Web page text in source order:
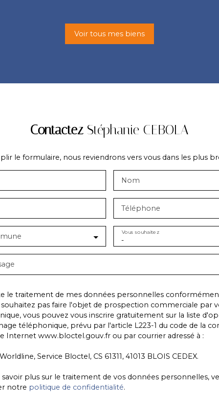
Voir tous mes biens
ContactezStéphanie CEBOLA
le formulaire, nous reviendrons vers vous dans les plus
Nom
Téléphone
-
Vous souhaitez
le traitement de mes données personnelles
pas faire l'objet de prospection commerciale par
vous pouvez vous inscrire gratuitement sur la liste
téléphonique, prévu par l'article L223-1 du code de la
Internet www.bloctel.gouv.fr ou par courrier adressé à :
Service Bloctel, CS 61311, 41013 BLOIS CEDEX.
plus sur le traitement de vos données personnelles,
notre politique de confidentialité.